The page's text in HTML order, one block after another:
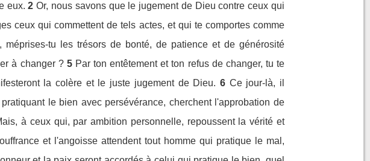
eux. 2 Or, nous savons que le jugement de Dieu contre ceux qui
ceux qui commettent de tels actes, et qui te comportes comme
méprises-tu les trésors de bonté, de patience et de générosité
à changer ? 5 Par ton entêtement et ton refus de changer, tu te
la colère et le juste jugement de Dieu. 6 Ce jour-là, il
le bien avec persévérance, cherchent l'approbation de
à ceux qui, par ambition personnelle, repoussent la vérité et
et l'angoisse attendent tout homme qui pratique le mal,